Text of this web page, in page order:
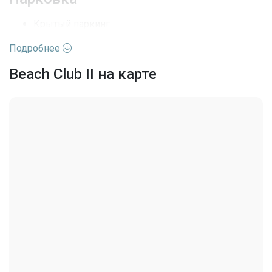
Подробнее
Beach Club II на карте